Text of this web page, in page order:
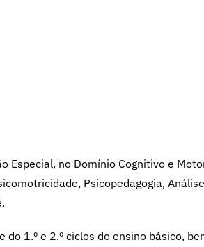
Especial, no Domínio Cognitivo e
Psicopedagogia,
1.º e 2.º ciclos do ensino básico,